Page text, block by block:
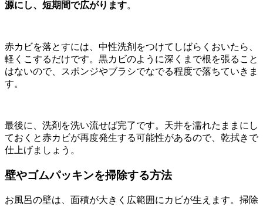
源にし、短期間で広がります。
赤カビを落とすには、中性洗剤をつけてしばらくおいたら、
軽くこするだけです。黒カビのように深くまで根を張ること
はないので、スポンジやブラシでなでる程度で落ちていきま
す。
最後に、洗剤を洗い流せば完了です。天井を濡れたままにし
ておくと赤カビが再度発生する可能性があるので、乾拭きで
仕上げましょう。
壁やゴムパッキンを掃除する方法
お風呂の壁は、面積が大きく広範囲にカビが生えます。掃除